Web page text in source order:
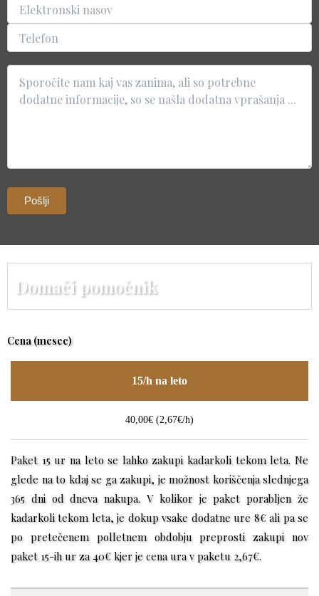
Domači pomočnik
Cena (mesec)
15/h na leto
40,00€ (2,67€/h)
Paket 15 ur na leto se lahko zakupi kadarkoli tekom leta. Ne
glede na to kdaj se ga zakupi, je možnost koriščenja slednjega
365 dni od dneva nakupa. V kolikor je paket porabljen že
kadarkoli tekom leta, je dokup vsake dodatne ure 8€ ali pa se
po pretečenem polletnem obdobju preprosti zakupi nov
paket 15-ih ur za 40€ kjer je cena ura v paketu 2,67€.